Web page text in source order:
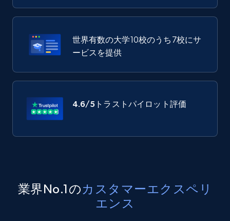
世界有数の大学10校のうち7校にサ
ービスを提供
4.6/5 トラストパイロット評価
業界No.1のカスタマーエクスペリ
エンス